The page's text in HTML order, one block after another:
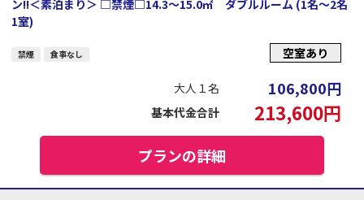
ン!!＜素泊まり＞ □禁煙□14.3～15.0㎡ ダブルルーム (1名～2名
1室)
禁煙 食事なし 空室あり
大人１名 106,800円
基本代金合計 213,600円
プランの詳細